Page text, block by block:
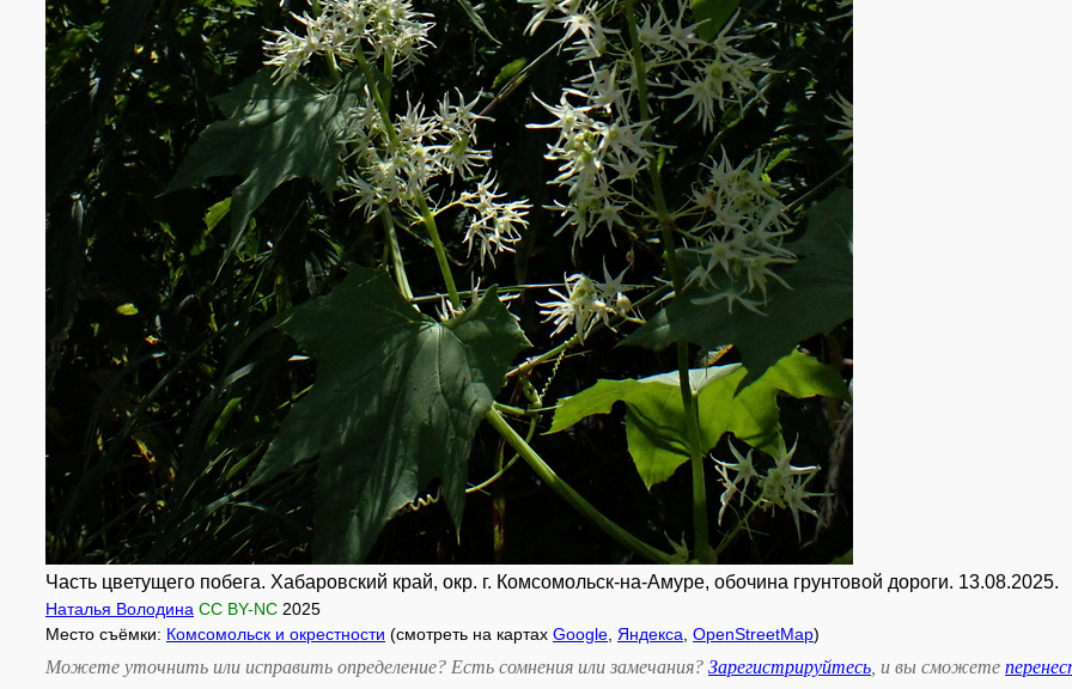
Часть цветущего побега. Хабаровский край, окр. г. Комсомольск-на-Амуре, обочина грунтовой дороги. 13.08.2025.
Наталья Володина CC BY-NC 2025
Место съёмки: Комсомольск и окрестности (смотреть на картах Google Яндекса OpenStreetMap)
Можете уточнить или исправить определение? Есть сомнения или замечания? Зарегистрируйтесь , и вы сможете